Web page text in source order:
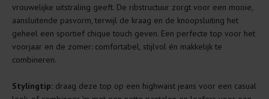
Lees altijd eerst even het was-etiket.
Was kleding binnenste buiten. Dat beschermt de
buitenkant.
Wees zuinig met wasmiddel. Per kledingstuk is een drupje
Was zo koud mogelijk. Op 20 of 30 graden wassen is vaak
vrouwelijke uitstraling geeft. De ribstructuur zorgt voor een mooie,
aansluitende pasvorm, terwijl de kraag en de knoopsluiting het
geheel een sportief chique touch geven. Een perfecte top voor het
voorjaar en de zomer: comfortabel, stijlvol én makkelijk te
combineren.
Stylingtip: draag deze top op een highwaist jeans voor een casual